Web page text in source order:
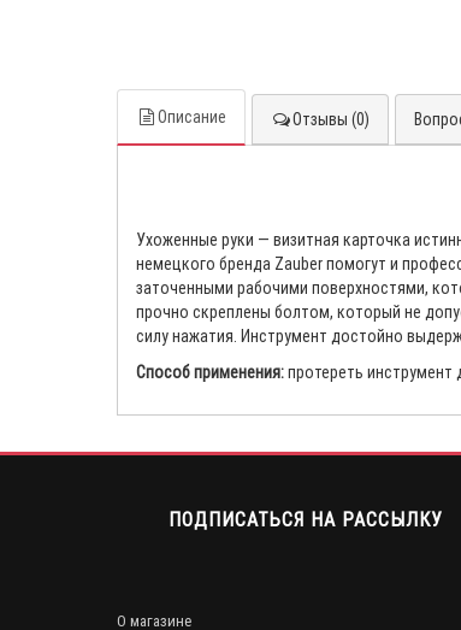
Описание Отзывы (0)
Ухоженные руки — визитная карточка
немецкого бренда Zauber помогут и
заточенными рабочими поверхностями,
прочно скреплены болтом, который не
силу нажатия. Инструмент достойно
Способ применения:протереть
ПОДПИСАТЬСЯ НА РАССЫЛКУ
О магазине